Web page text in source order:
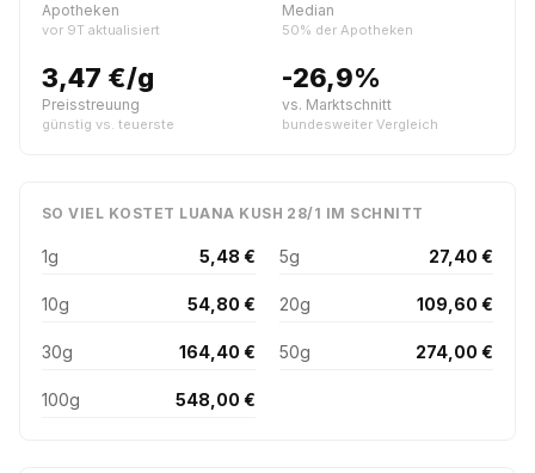
Apotheken
vor 9T aktualisiert
Median
50% der Apotheken
3,47 €/g
Preisstreuung
günstig vs. teuerste
-26,9%
vs. Marktschnitt
bundesweiter Vergleich
SO VIEL KOSTET LUANA KUSH 28/1 IM SCHNITT
1g 5,48 € 5g 27,40 €
10g 54,80 € 20g 109,60 €
30g 164,40 € 50g 274,00 €
100g 548,00 €